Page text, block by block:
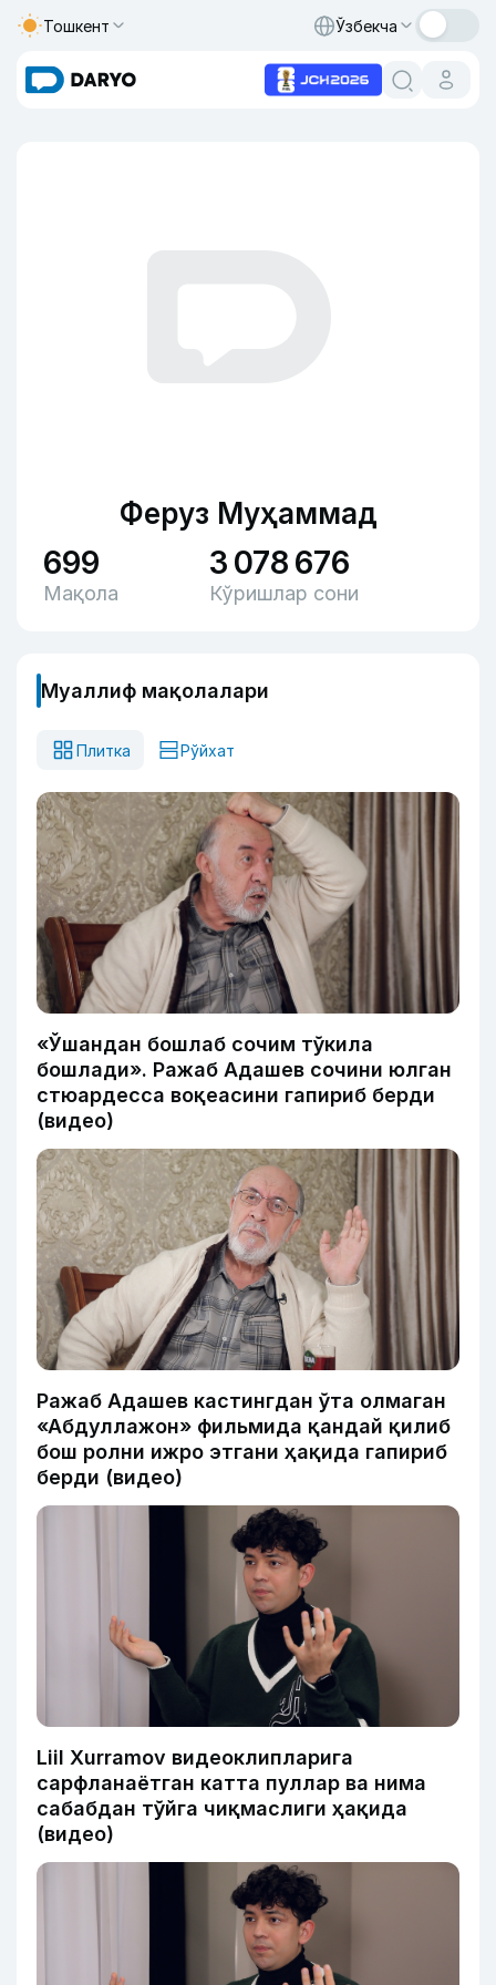
Тошкент Ўзбекча
Феруз Муҳаммад
699
Мақола
3 078 676
Кўришлар сони
Муаллиф мақолалари
Плитка Рўйхат
«Ўшандан бошлаб сочим тўкила
бошлади». Ражаб Адашев сочини юлган
стюардесса воқеасини гапириб берди
(видео)
Ражаб Адашев кастингдан ўта олмаган
«Абдуллажон» фильмида қандай қилиб
бош ролни ижро этгани ҳақида гапириб
берди (видео)
Liil Xurramov видеоклипларига
сарфланаётган катта пуллар ва нима
сабабдан тўйга чиқмаслиги ҳақида
(видео)